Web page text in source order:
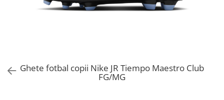
Bluze fotbal copii
Sorturi fotbal femei
Ghete fotbal copii Nike JR Tiempo Maestro Club
FG/MG